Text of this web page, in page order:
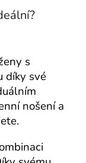
s
díky své
nošení a